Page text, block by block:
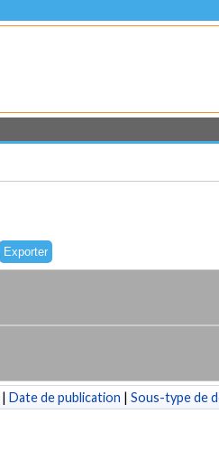
| Date de publication | Sous-type de